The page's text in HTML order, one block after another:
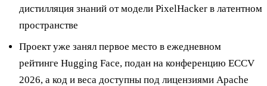
дистилляция знаний от модели PixelHacker в латентном
пространстве
Проект уже занял первое место в ежедневном
рейтинге Hugging Face, подан на конференцию ECCV
2026, а код и веса доступны под лицензиями Apache